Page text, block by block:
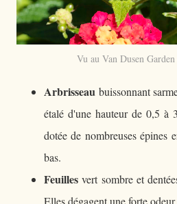
Vu au Van Dusen
Arbrisseau buissonnant
étalé d'une hauteur de 0,5 à
dotée de nombreuses épines
bas.
Feuilles vert sombre et
Elles dégagent une forte